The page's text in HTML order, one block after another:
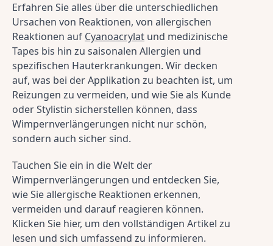
Erfahren Sie alles über die unterschiedlichen
Ursachen von Reaktionen, von allergischen
Reaktionen auf Cyanoacrylat und medizinische
Tapes bis hin zu saisonalen Allergien und
spezifischen Hauterkrankungen. Wir decken
auf, was bei der Applikation zu beachten ist, um
Reizungen zu vermeiden, und wie Sie als Kunde
oder Stylistin sicherstellen können, dass
Wimpernverlängerungen nicht nur schön,
sondern auch sicher sind.
Tauchen Sie ein in die Welt der
Wimpernverlängerungen und entdecken Sie,
wie Sie allergische Reaktionen erkennen,
vermeiden und darauf reagieren können.
Klicken Sie hier, um den vollständigen Artikel zu
lesen und sich umfassend zu informieren.